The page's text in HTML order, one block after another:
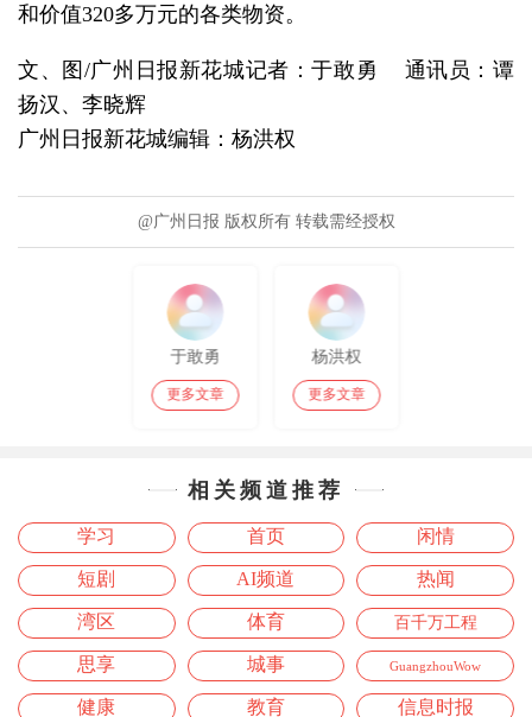
和价值320多万元的各类物资。
文、图/广州日报新花城记者：于敢勇 通讯员：谭
扬汉、李晓辉
广州日报新花城编辑：杨洪权
@广州日报 版权所有 转载需经授权
于敢勇
更多文章
杨洪权
更多文章
相关频道推荐
学习 首页 闲情
短剧 AI频道 热闻
湾区 体育 百千万工程
思享 城事 GuangzhouWow
健康 教育 信息时报